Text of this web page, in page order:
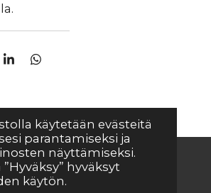
käytetään evästeitä
parantamiseksi ja
näyttämiseksi.
hyväksyt
käytön.
J
J
Taimisto